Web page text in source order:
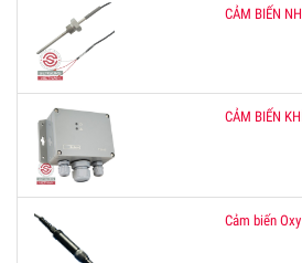
CẢM BIẾN
CẢM BIẾN
Cảm biến